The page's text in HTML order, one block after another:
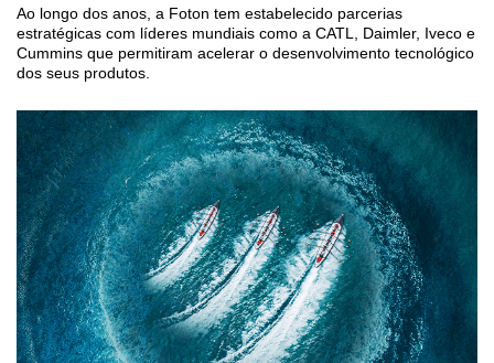
Ao longo dos anos, a Foton tem estabelecido parcerias
estratégicas com líderes mundiais como a CATL, Daimler, Iveco e
Cummins que permitiram acelerar o desenvolvimento tecnológico
dos seus produtos.